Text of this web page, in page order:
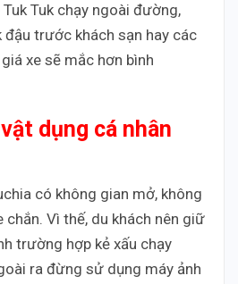
Tuk chạy ngoài đường,
đậu trước khách sạn hay các
xe sẽ mắc hơn bình
dụng cá nhân
có không gian mở, không
chắn. Vì thế, du khách nên giữ
trường hợp kẻ xấu chạy
ra đừng sử dụng máy ảnh